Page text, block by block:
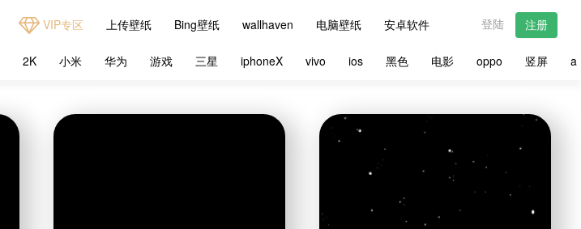
VIP专区 上传壁纸 Bing壁纸 wallhaven 电脑壁纸 安卓软件 登陆 注册
2K 小米 华为 游戏 三星 iphoneX vivo ios 黑色 电影 oppo 竖屏 a